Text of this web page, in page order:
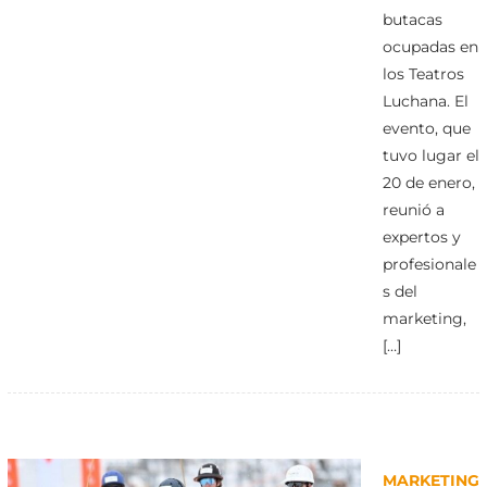
butacas
ocupadas en
los Teatros
Luchana. El
evento, que
tuvo lugar el
20 de enero,
reunió a
expertos y
profesionale
s del
marketing,
[…]
MARKETING